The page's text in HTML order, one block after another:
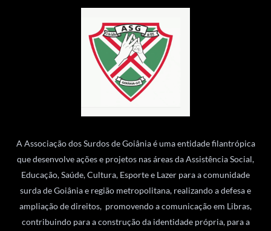
A Associação dos Surdos de Goiânia é uma entidade filantrópica
que desenvolve ações e projetos nas áreas da Assistência Social,
Educação, Saúde, Cultura, Esporte e Lazer para a comunidade
surda de Goiânia e região metropolitana, realizando a defesa e
ampliação de direitos, promovendo a comunicação em Libras,
contribuindo para a construção da identidade própria, para a